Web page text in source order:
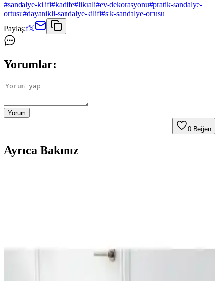
#sandalye-kilifi#kadife#likrali#ev-dekorasyonu#pratik-sandalye-
ortusu#dayanikli-sandalye-kilifi#sik-sandalye-ortusu
Paylaş:f𝕏
Yorumlar:
Yorum
0 Beğen
Ayrıca Bakınız
Nurlan ve Riselerhome Likrali Sandalye Kılıfı